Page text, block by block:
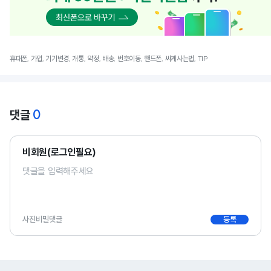
휴대폰, 가입, 기기변경, 개통, 약정, 배송, 번호이동, 핸드폰, 싸게사는법, TIP
댓글 0
비회원(로그인필요)
사진비밀댓글 등록